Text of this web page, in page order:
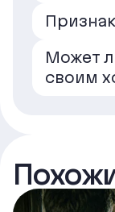
Может
своим